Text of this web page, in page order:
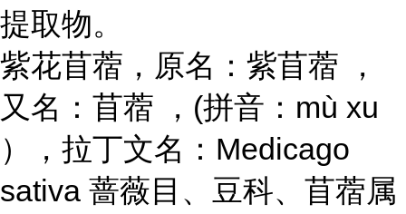
提取物。
紫花苜蓿，原名：紫苜蓿 ，
又名：苜蓿 ，(拼音：mù xu
），拉丁文名：Medicago
sativa 蔷薇目、豆科、苜蓿属